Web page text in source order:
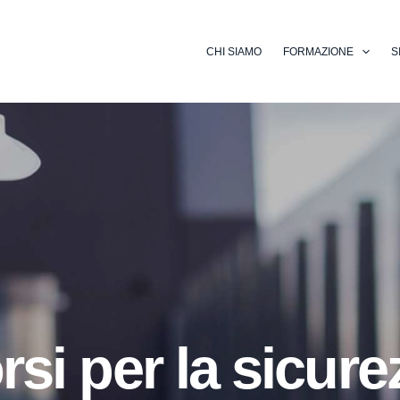
CHI SIAMO FORMAZIONE
per la